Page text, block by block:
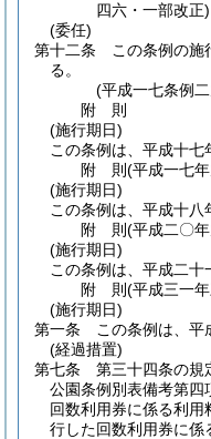
四六・一部改正)
(委任)
第十二条
この条例の施
る。
(平成一七条例
附 則
(施行期日)
この条例は、平成十七
附 則(平成一七
(施行期日)
この条例は、平成十八
附 則(平成二〇
(施行期日)
この条例は、平成二十
附 則(平成三一
(施行期日)
第一条
この条例は、平
(経過措置)
第七条
第三十四条の規
公園条例別表備考第四
回数利用券に係る利用
行した回数利用券に係